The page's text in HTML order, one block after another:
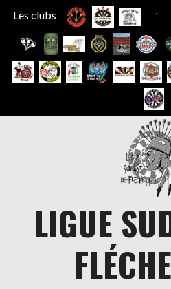
Les clubs
LIGUE